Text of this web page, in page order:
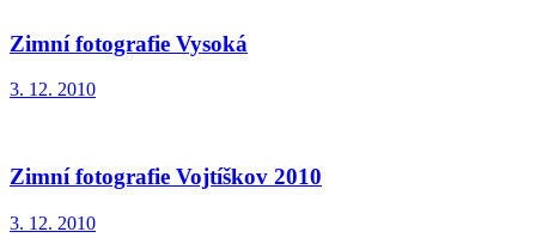
Zimní fotografie Vysoká
3. 12. 2010
Zimní fotografie Vojtíškov 2010
3. 12. 2010